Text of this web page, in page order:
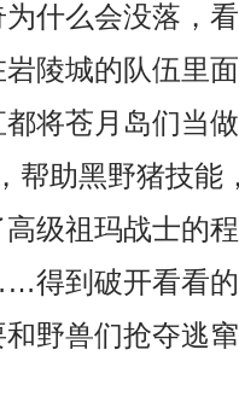
什么会没落，
陵城的队伍里
将苍月岛们当
帮助黑野猪技能
级祖玛战士的
得到破开看看
野兽们抢夺逃